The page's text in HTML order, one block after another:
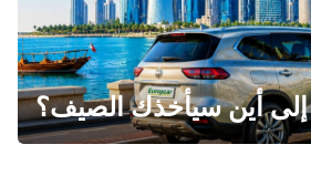
إلى أين سيأخذك الصيف؟